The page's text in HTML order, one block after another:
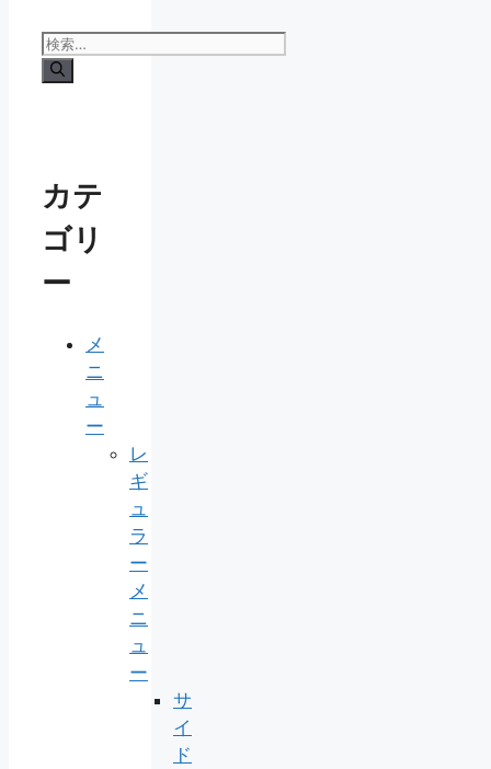
検
索:
カテ
ゴリ
ー
メ
ニ
ュ
ー
レ
ギ
ュ
ラ
ー
メ
ニ
ュ
ー
サ
イ
ド